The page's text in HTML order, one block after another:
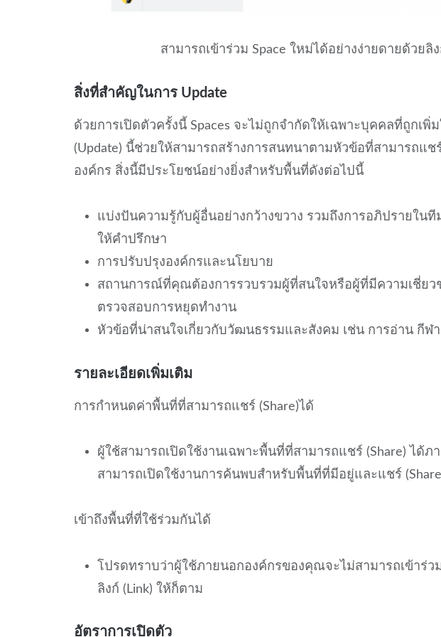
สามารถเข้าร่วม Space ใหม่ได้อย่างง่ายดายด้วยลิ
สิ่งที่สำคัญในการ Update
ด้วยการเปิดตัวครั้งนี้ Spaces จะไม่ถูกจำกัดให้เฉพาะบุคคลที่ถูกเ
(Update) นี้ช่วยให้สามารถสร้างการสนทนาตามหัวข้อที่สามารถแช
องค์กร สิ่งนี้มีประโยชน์อย่างยิ่งสำหรับพื้นที่ดังต่อไปนี้
แบ่งปันความรู้กับผู้อื่นอย่างกว้างขวาง รวมถึงการอภิปรายใน
ให้คำปรึกษา
การปรับปรุงองค์กรและนโยบาย
สถานการณ์ที่คุณต้องการรวบรวมผู้ที่สนใจหรือผู้ที่มีความเชี่ยว
ตรวจสอบการหยุดทำงาน
หัวข้อที่น่าสนใจเกี่ยวกับวัฒนธรรมและสังคม เช่น การอ่าน กีฬ
รายละเอียดเพิ่มเติม
การกำหนดค่าพื้นที่ที่สามารถแชร์ (Share)ได้
ผู้ใช้สามารถเปิดใช้งานเฉพาะพื้นที่ที่สามารถแชร์ (Share) ได้
สามารถเปิดใช้งานการค้นพบสำหรับพื้นที่ที่มีอยู่และแชร์
เข้าถึงพื้นที่ที่ใช้ร่วมกันได้
โปรดทราบว่าผู้ใช้ภายนอกองค์กรของคุณจะไม่สามารถเข้าร่ว
ลิงก์ (Link) ให้ก็ตาม
อัตราการเปิดตัว